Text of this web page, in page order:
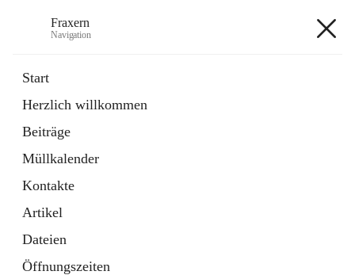
Fraxern
Navigation
Start
Herzlich willkommen
Beiträge
Müllkalender
Kontakte
Artikel
Dateien
Öffnungszeiten
Ordner
in
Tab
Formulare
Artikel
öffnet
in
neuem
Tab